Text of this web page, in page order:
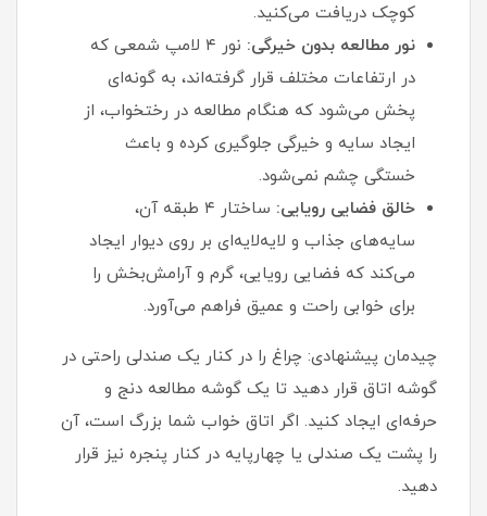
کوچک دریافت می‌کنید.
نور مطالعه بدون خیرگی:
نور ۴ لامپ شمعی که
در ارتفاعات مختلف قرار گرفته‌اند، به گونه‌ای
پخش می‌شود که هنگام مطالعه در رختخواب، از
ایجاد سایه و خیرگی جلوگیری کرده و باعث
خستگی چشم نمی‌شود.
خالق فضایی رویایی:
ساختار ۴ طبقه آن،
سایه‌های جذاب و لایه‌لایه‌ای بر روی دیوار ایجاد
می‌کند که فضایی رویایی، گرم و آرامش‌بخش را
برای خوابی راحت و عمیق فراهم می‌آورد.
چیدمان پیشنهادی: چراغ را در کنار یک صندلی راحتی در
گوشه اتاق قرار دهید تا یک گوشه مطالعه دنج و
حرفه‌ای ایجاد کنید. اگر اتاق خواب شما بزرگ است، آن
را پشت یک صندلی یا چهارپایه در کنار پنجره نیز قرار
دهید.